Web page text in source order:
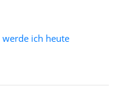
ich heute